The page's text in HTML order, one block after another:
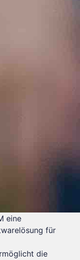
eine
für
die